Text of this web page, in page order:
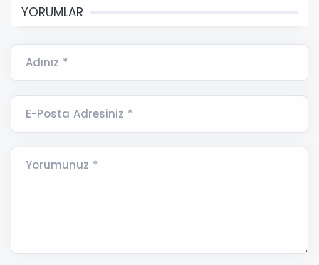
YORUMLAR
Adınız *
E-Posta Adresiniz *
Yorumunuz *